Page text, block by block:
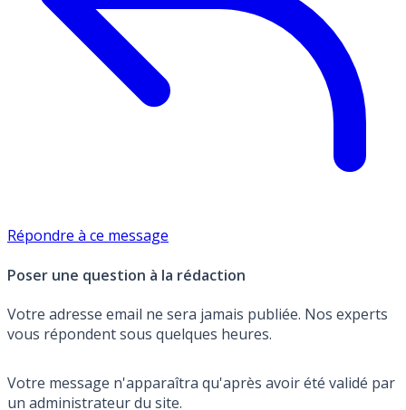
Répondre à ce message
Poser une question à la rédaction
Votre adresse email ne sera jamais publiée. Nos experts
vous répondent sous quelques heures.
Votre message n'apparaîtra qu'après avoir été validé par
un administrateur du site.